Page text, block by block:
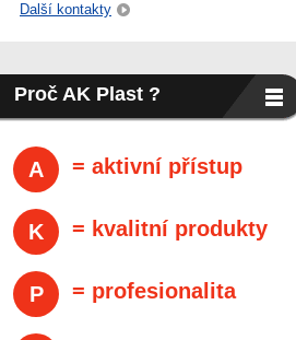
Další kontakty
Proč AK Plast ?
A = aktivní přístup
K = kvalitní produkty
P = profesionalita